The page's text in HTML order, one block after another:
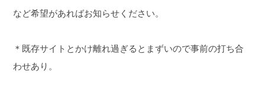
など希望があればお知らせください。
＊既存サイトとかけ離れ過ぎるとまずいので事前の打ち合
わせあり。